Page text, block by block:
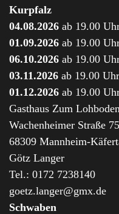
Kurpfalz
04.08.2026 ab 19.00
01.09.2026 ab 19.00
06.10.2026 ab 19.00
03.11.2026 ab 19.00 Uhr
01.12.2026 ab 19.00
Gasthaus Zum Lohboden
Wachenheimer Straße 75
68309 Mannheim-
Götz Langer
Tel.: 0172 7238140
goetz.langer@gmx.de
Schwaben